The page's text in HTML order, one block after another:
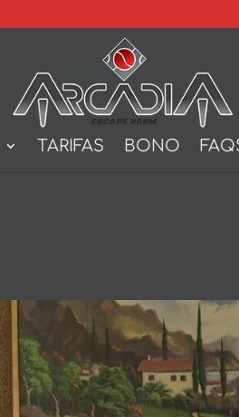
TARIFAS BONO